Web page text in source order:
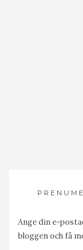
Ange din e-
bloggen och få